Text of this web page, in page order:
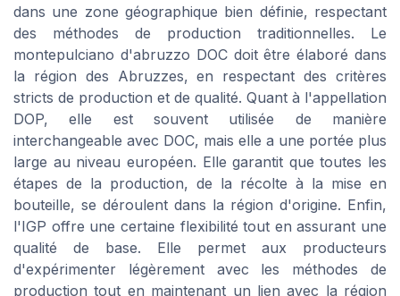
dans une zone géographique bien définie, respectant
des méthodes de production traditionnelles. Le
montepulciano d'abruzzo DOC doit être élaboré dans
la région des Abruzzes, en respectant des critères
stricts de production et de qualité. Quant à l'appellation
DOP, elle est souvent utilisée de manière
interchangeable avec DOC, mais elle a une portée plus
large au niveau européen. Elle garantit que toutes les
étapes de la production, de la récolte à la mise en
bouteille, se déroulent dans la région d'origine. Enfin,
l'IGP offre une certaine flexibilité tout en assurant une
qualité de base. Elle permet aux producteurs
d'expérimenter légèrement avec les méthodes de
production tout en maintenant un lien avec la région